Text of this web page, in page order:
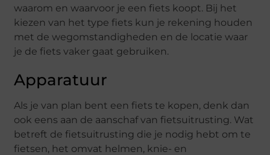
waarom en waarvoor je een fiets koopt. Bij het
kiezen van het type fiets kun je rekening houden
met de wegomstandigheden en de locatie waar
je de fiets vaker gaat gebruiken.
Apparatuur
Als je van plan bent een fiets te kopen, denk dan
ook eens aan de aanschaf van fietsuitrusting. Wat
betreft de fietsuitrusting die je nodig hebt om te
fietsen, het omvat helmen, knie- en